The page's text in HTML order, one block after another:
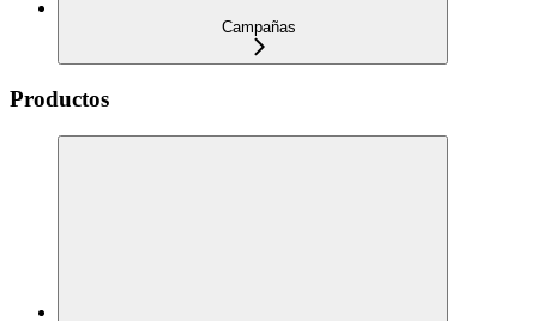
Campañas
Productos